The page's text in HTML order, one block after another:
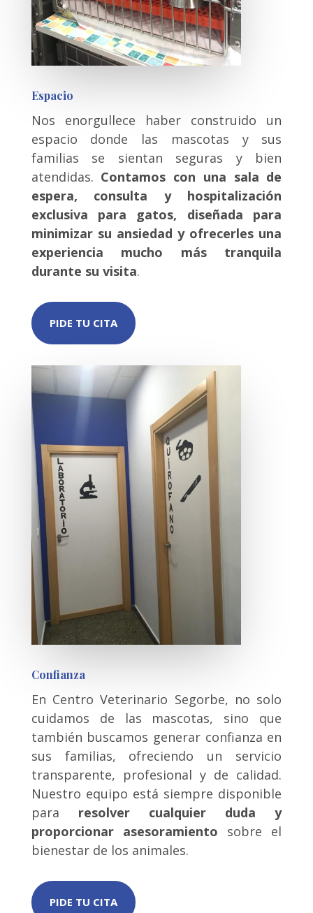
Espacio
Nos enorgullece haber construido un
espacio donde las mascotas y sus
familias se sientan seguras y bien
atendidas. Contamos con una sala de
espera, consulta y hospitalización
exclusiva para gatos, diseñada para
minimizar su ansiedad y ofrecerles una
experiencia mucho más tranquila
durante su visita.
PIDE TU CITA
Confianza
En Centro Veterinario Segorbe, no solo
cuidamos de las mascotas, sino que
también buscamos generar confianza en
sus familias, ofreciendo un servicio
transparente, profesional y de calidad.
Nuestro equipo está siempre disponible
para resolver cualquier duda y
proporcionar asesoramiento sobre el
bienestar de los animales.
PIDE TU CITA